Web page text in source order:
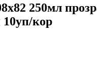
250мл
кор